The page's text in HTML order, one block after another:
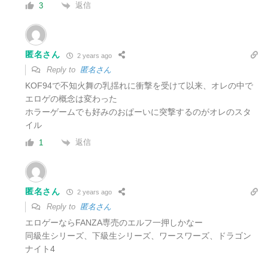
3 返信
匿名さん 2 years ago
Reply to 匿名さん
KOF94で不知火舞の乳揺れに衝撃を受けて以来、オレの中で
エロゲの概念は変わった
ホラーゲームでも好みのおぱーいに突撃するのがオレのスタ
イル
1 返信
匿名さん 2 years ago
Reply to 匿名さん
エロゲーならFANZA専売のエルフ一押しかなー
同級生シリーズ、下級生シリーズ、ワースワーズ、ドラゴン
ナイト4